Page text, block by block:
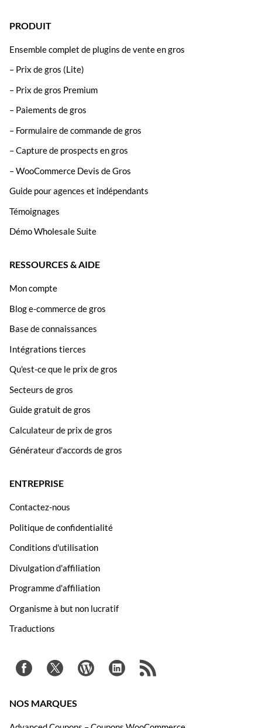
PRODUIT
Ensemble complet de plugins de vente en gros
– Prix de gros (Lite)
– Prix de gros Premium
– Paiements de gros
– Formulaire de commande de gros
– Capture de prospects en gros
– WooCommerce Devis de Gros
Guide pour agences et indépendants
Témoignages
Démo Wholesale Suite
RESSOURCES & AIDE
Mon compte
Blog e-commerce de gros
Base de connaissances
Intégrations tierces
Qu'est-ce que le prix de gros
Secteurs de gros
Guide gratuit de gros
Calculateur de prix de gros
Générateur d'accords de gros
ENTREPRISE
Contactez-nous
Politique de confidentialité
Conditions d'utilisation
Divulgation d'affiliation
Programme d'affiliation
Organisme à but non lucratif
Traductions
NOS MARQUES